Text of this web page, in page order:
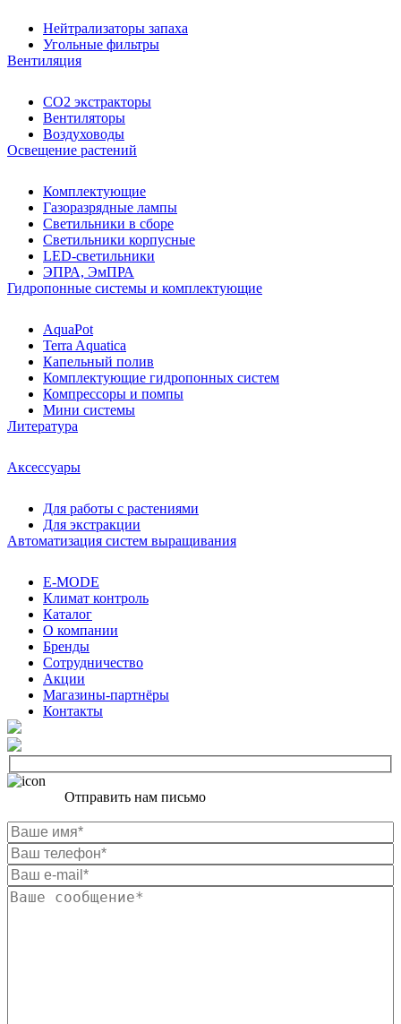
Нейтрализаторы запаха
Угольные фильтры
Вентиляция
CO2 экстракторы
Вентиляторы
Воздуховоды
Освещение растений
Комплектующие
Газоразрядные лампы
Светильники в сборе
Светильники корпусные
LED-светильники
ЭПРА, ЭмПРА
Гидропонные системы и комплектующие
AquaPot
Terra Aquatica
Капельный полив
Комплектующие гидропонных систем
Компрессоры и помпы
Мини системы
Литература
Аксессуары
Для работы с растениями
Для экстракции
Автоматизация систем выращивания
E-MODE
Климат контроль
Каталог
О компании
Бренды
Сотрудничество
Акции
Магазины-партнёры
Контакты
Отправить нам письмо